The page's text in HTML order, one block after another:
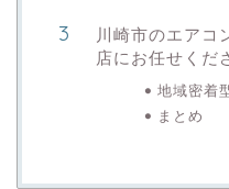
川崎市のエアコ
店にお任せくだ
地域密着
まとめ